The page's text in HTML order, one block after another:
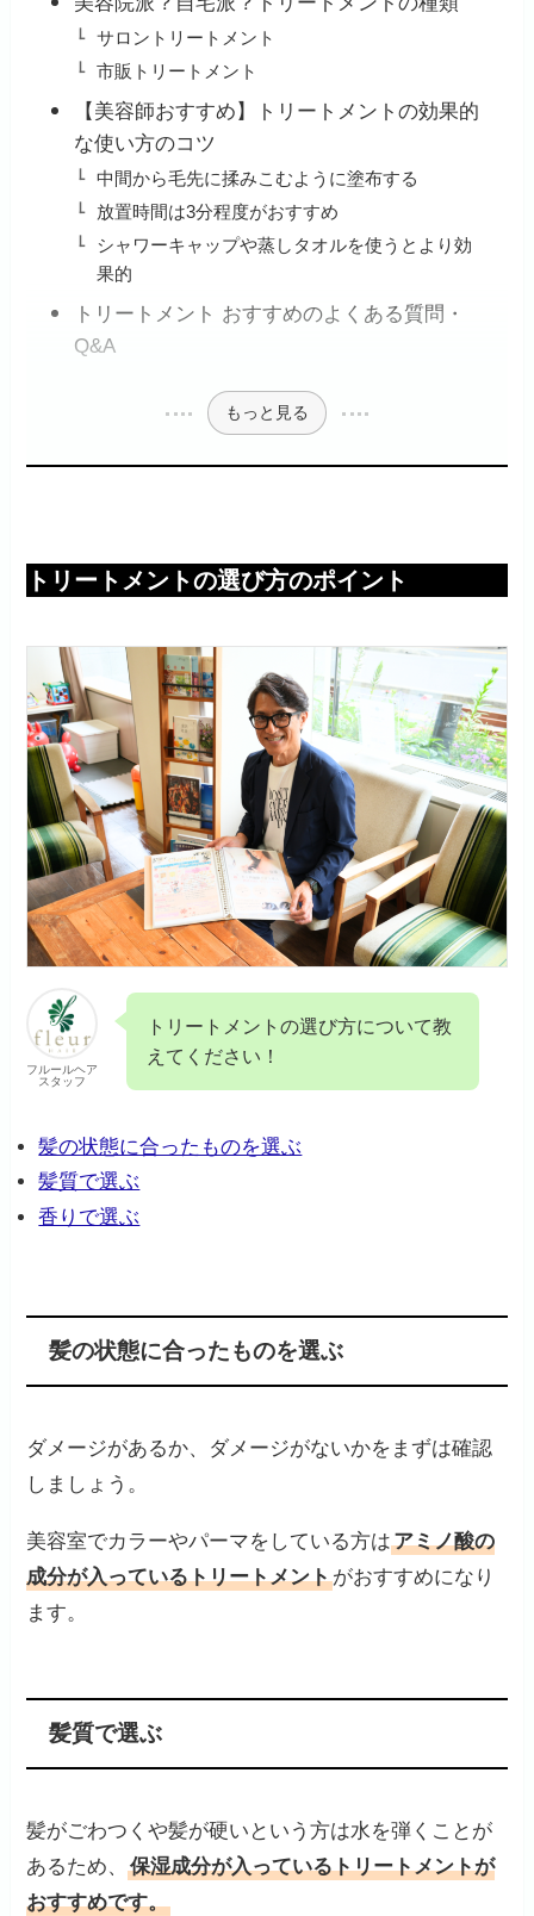
サロントリートメント
市販トリートメント
【美容師おすすめ】トリートメントの効果的
な使い方のコツ
中間から毛先に揉みこむように塗布する
放置時間は3分程度がおすすめ
シャワーキャップや蒸しタオルを使うとより効
果的
トリートメント おすすめのよくある質問・
Q&A
もっと見る
トリートメントの選び方のポイント
フルールヘア
スタッフ
トリートメントの選び方について教
えてください！
髪の状態に合ったものを選ぶ
髪質で選ぶ
香りで選ぶ
髪の状態に合ったものを選ぶ
ダメージがあるか、ダメージがないかをまずは確認
しましょう。
美容室でカラーやパーマをしている方はアミノ酸の
成分が入っているトリートメントがおすすめになり
ます。
髪質で選ぶ
髪がごわつくや髪が硬いという方は水を弾くことが
あるため、保湿成分が入っているトリートメントが
おすすめです。